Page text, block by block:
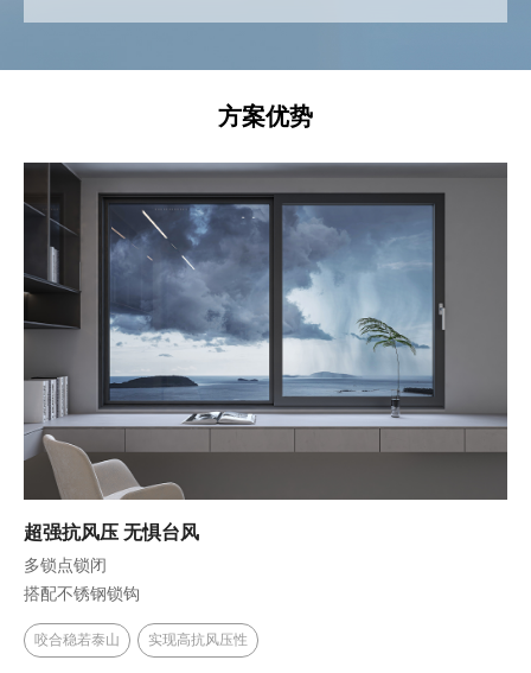
微内开侧滑侧框滚套锁杆
微内开侧滑侧框锁座
10 微内开侧滑推拉单向缓冲器
方案优势
超强抗风压 无惧台风
多锁点锁闭
搭配不锈钢锁钩
咬合稳若泰山 实现高抗风压性